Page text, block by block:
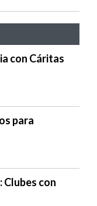
con Cáritas
para
Clubes con